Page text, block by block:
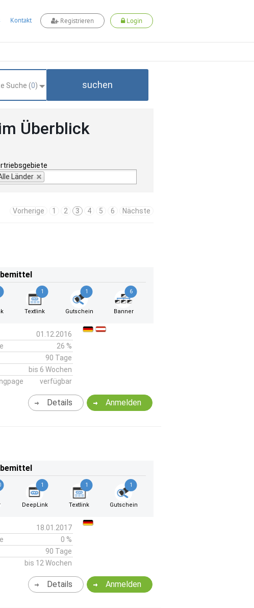
Kontakt Registrieren Login
Suche (0) suchen
Überblick
Länder
Vorherige 1 2 3 4 5 6 Nächste
1
Textlink
1
Gutschein
6
Banner
01.12.2016
26 %
90 Tage
bis 6 Wochen
verfügbar
Anmelden
Details
1
DeepLink
1
Textlink
1
Gutschein
18.01.2017
0 %
90 Tage
bis 12 Wochen
Anmelden
Details